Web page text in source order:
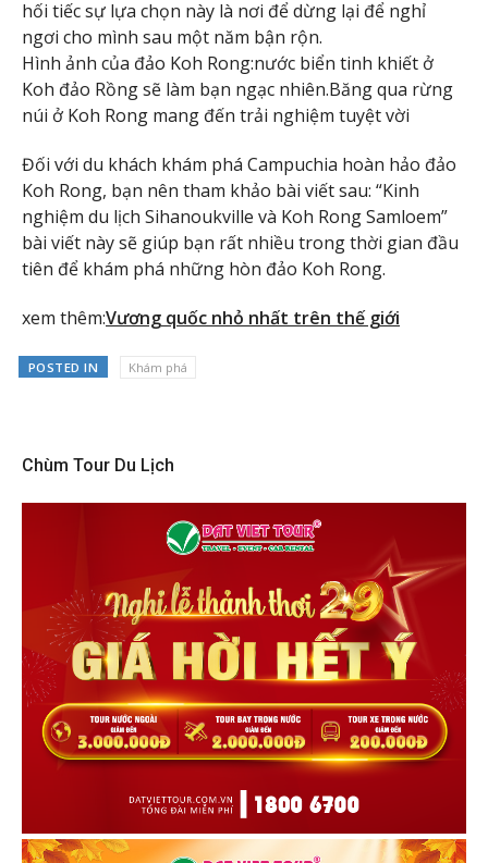
hối tiếc sự lựa chọn này là nơi để dừng lại để nghỉ
ngơi cho mình sau một năm bận rộn.
Hình ảnh của đảo Koh Rong:nước biển tinh khiết ở
Koh đảo Rồng sẽ làm bạn ngạc nhiên.Băng qua rừng
núi ở Koh Rong mang đến trải nghiệm tuyệt vời
Đối với du khách khám phá Campuchia hoàn hảo đảo
Koh Rong, bạn nên tham khảo bài viết sau: “Kinh
nghiệm du lịch Sihanoukville và Koh Rong Samloem”
bài viết này sẽ giúp bạn rất nhiều trong thời gian đầu
tiên để khám phá những hòn đảo Koh Rong.
xem thêm:Vương quốc nhỏ nhất trên thế giới
POSTED IN Khám phá
Chùm Tour Du Lịch